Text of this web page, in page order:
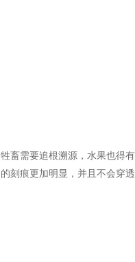
牲畜需要追根溯源，水果也得
的刻痕更加明显，并且不会穿